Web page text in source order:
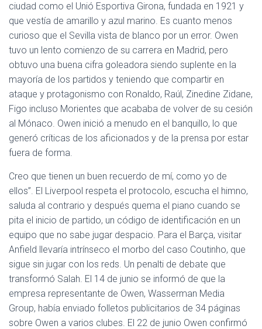
ciudad como el Unió Esportiva Girona, fundada en 1921 y
que vestía de amarillo y azul marino. Es cuanto menos
curioso que el Sevilla vista de blanco por un error. Owen
tuvo un lento comienzo de su carrera en Madrid, pero
obtuvo una buena cifra goleadora siendo suplente en la
mayoría de los partidos y teniendo que compartir en
ataque y protagonismo con Ronaldo, Raúl, Zinedine Zidane,
Figo incluso Morientes que acababa de volver de su cesión
al Mónaco. Owen inició a menudo en el banquillo, lo que
generó críticas de los aficionados y de la prensa por estar
fuera de forma.
Creo que tienen un buen recuerdo de mí, como yo de
ellos”. El Liverpool respeta el protocolo, escucha el himno,
saluda al contrario y después quema el piano cuando se
pita el inicio de partido, un código de identificación en un
equipo que no sabe jugar despacio. Para el Barça, visitar
Anfield llevaría intrínseco el morbo del caso Coutinho, que
sigue sin jugar con los reds. Un penalti de debate que
transformó Salah. El 14 de junio se informó de que la
empresa representante de Owen, Wasserman Media
Group, había enviado folletos publicitarios de 34 páginas
sobre Owen a varios clubes. El 22 de junio Owen confirmó